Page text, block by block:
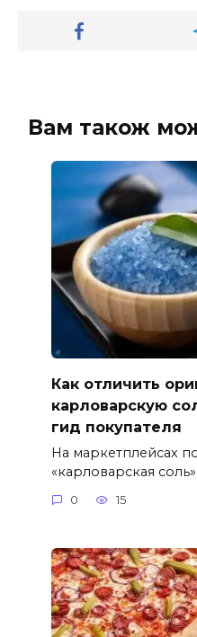
Вам також
Как отличить
карловарскую
гид покупателя
На маркетплейсах
«карловарская
0 15